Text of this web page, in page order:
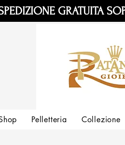
GRATUITA
Pelletteria Collezione